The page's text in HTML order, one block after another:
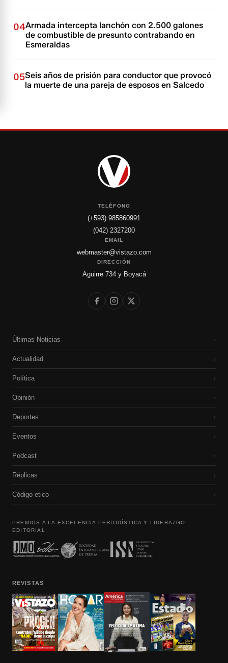
04Armada intercepta lanchón con 2.500 galones
de combustible de presunto contrabando en
Esmeraldas
05Seis años de prisión para conductor que provocó
la muerte de una pareja de esposos en Salcedo
TELÉFONO
(+593) 985860991
(042) 2327200
EMAIL
webmaster@vistazo.com
DIRECCIÓN
Aguirre 734 y Boyacá
Últimas Noticias ›
Actualidad ›
Política ›
Opinión ›
Deportes ›
Eventos ›
Podcast ›
Réplicas ›
Código etico ›
PREMIOS A LA EXCELENCIA PERIODÍSTICA Y LIDERAZGO
EDITORIAL
REVISTAS